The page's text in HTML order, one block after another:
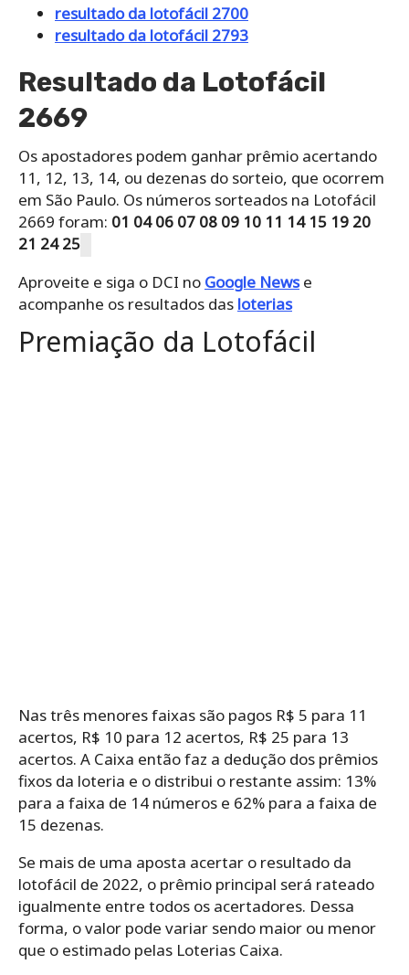
resultado da lotofácil 2700
resultado da lotofácil 2793
Resultado da Lotofácil
2669
Os apostadores podem ganhar prêmio acertando
11, 12, 13, 14, ou dezenas do sorteio, que ocorrem
em São Paulo. Os números sorteados na Lotofácil
2669 foram: 01 04 06 07 08 09 10 11 14 15 19 20
21 24 25
Aproveite e siga o DCI no Google Newse
acompanhe os resultados das loterias
Premiação da Lotofácil
Nas três menores faixas são pagos R$ 5 para 11
acertos, R$ 10 para 12 acertos, R$ 25 para 13
acertos. A Caixa então faz a dedução dos prêmios
fixos da loteria e o distribui o restante assim: 13%
para a faixa de 14 números e 62% para a faixa de
15 dezenas.
Se mais de uma aposta acertar o resultado da
lotofácil de 2022, o prêmio principal será rateado
igualmente entre todos os acertadores. Dessa
forma, o valor pode variar sendo maior ou menor
que o estimado pelas Loterias Caixa.